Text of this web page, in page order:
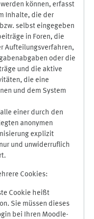
können, erfasst
Inhalte, die der
selbst eingegeben
in Foren, die
Aufteilungsverfahren,
oder die
und die aktive
die eine
und dem System
einer durch den
anonymen
explizit
und unwiderruflich
Cookies:
Cookie heißt
Sie müssen dieses
bei Ihren Moodle-